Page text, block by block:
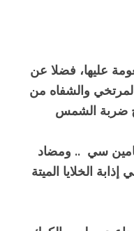
عليها، فضلا عن
والشفاه من
ضربة الشمس
سي .. ومضاد
الخلايا الميتة